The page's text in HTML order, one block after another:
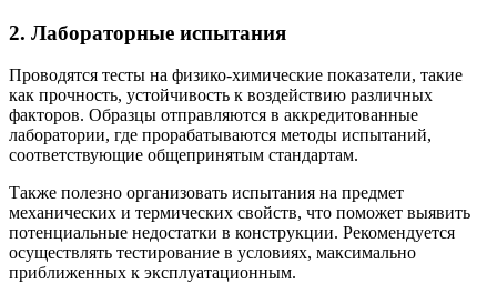
2. Лабораторные испытания
Проводятся тесты на физико-химические показатели, такие
как прочность, устойчивость к воздействию различных
факторов. Образцы отправляются в аккредитованные
лаборатории, где прорабатываются методы испытаний,
соответствующие общепринятым стандартам.
Также полезно организовать испытания на предмет
механических и термических свойств, что поможет выявить
потенциальные недостатки в конструкции. Рекомендуется
осуществлять тестирование в условиях, максимально
приближенных к эксплуатационным.